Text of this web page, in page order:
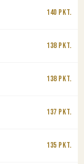
140 Pkt.
138 Pkt.
138 Pkt.
137 Pkt.
135 Pkt.